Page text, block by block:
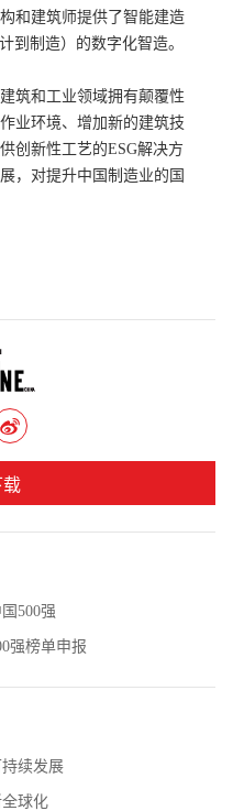
和建筑师提供了智能建造
到制造）的数字化智造。
筑和工业领域拥有颠覆性
业环境、增加新的建筑技
创新性工艺的ESG解决方
，对提升中国制造业的国
500强
强榜单申报
持续发展
球化
载